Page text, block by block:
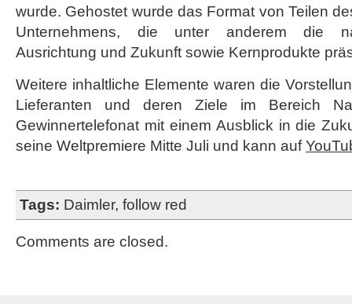
wurde. Gehostet wurde das Format von Teilen
Unternehmens, die unter anderem die
Ausrichtung und Zukunft sowie Kernprodukte
Weitere inhaltliche Elemente waren die
Lieferanten und deren Ziele im Bereich
Gewinnertelefonat mit einem Ausblick in die
seine Weltpremiere Mitte Juli und kann auf
Tags: Daimler, follow red
Comments are closed.